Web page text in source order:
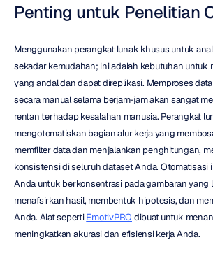
Penting untuk Penelitian
Menggunakan perangkat lunak khusus untuk
sekadar kemudahan; ini adalah kebutuhan untuk
yang andal dan dapat direplikasi. Memproses
secara manual selama berjam-jam akan sangat
rentan terhadap kesalahan manusia. Perangkat
mengotomatiskan bagian alur kerja yang
memfilter data dan menjalankan penghitungan,
konsistensi di seluruh dataset Anda. Otomatisasi
Anda untuk berkonsentrasi pada gambaran yang
menafsirkan hasil, membentuk hipotesis, dan
Anda. Alat seperti EmotivPRO dibuat untuk
meningkatkan akurasi dan efisiensi kerja Anda.